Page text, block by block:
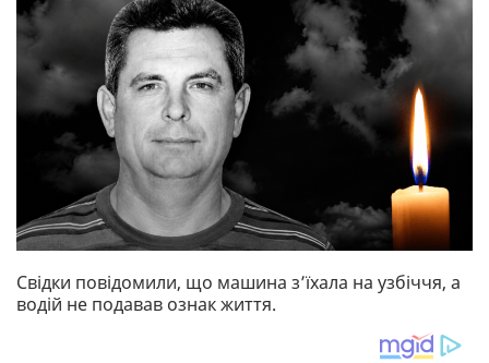
Свідки повідомили, що машина з’їхала на узбіччя, а
водій не подавав ознак життя.